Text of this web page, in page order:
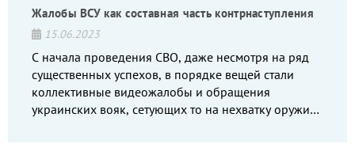
Жалобы ВСУ как составная часть контрнаступления
15.06.2023
С начала проведения СВО, даже несмотря на ряд
существенных успехов, в порядке вещей стали
коллективные видеожалобы и обращения
украинских вояк, сетующих то на нехватку оружия,